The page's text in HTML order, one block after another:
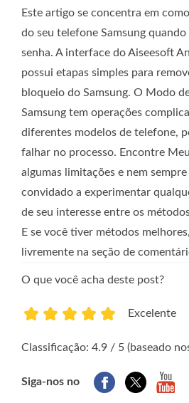
Este artigo se concentra em
do seu telefone Samsung quando
senha. A interface do Aiseesoft
possui etapas simples para
bloqueio do Samsung. O Modo
Samsung tem operações
diferentes modelos de telefone,
falhar no processo. Encontre
algumas limitações e nem
convidado a experimentar
de seu interesse entre os
E se você tiver métodos
livremente na seção de
O que você acha deste post?
Excelente
Classificação: 4.9 / 5 (baseado
Siga-nos no